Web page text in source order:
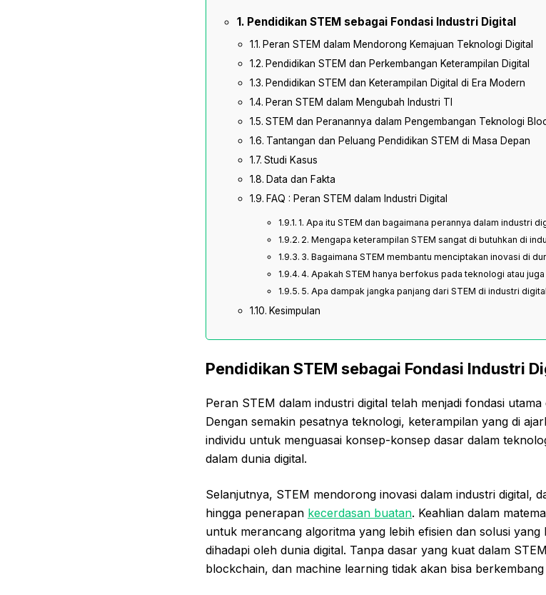
Pendidikan STEM sebagai Fondasi Industri Digital
Peran STEM dalam Mendorong Kemajuan Teknologi Digital
Pendidikan STEM dan Perkembangan Keterampilan Digital
Pendidikan STEM dan Keterampilan Digital di Era Modern
Peran STEM dalam Mengubah Industri TI
STEM dan Peranannya dalam Pengembangan Teknologi
Tantangan dan Peluang Pendidikan STEM di Masa Depan
Studi Kasus
Data dan Fakta
FAQ : Peran STEM dalam Industri Digital
1. Apa itu STEM dan bagaimana perannya dalam industri
2. Mengapa keterampilan STEM sangat di butuhkan di
3. Bagaimana STEM membantu menciptakan inovasi di
4. Apakah STEM hanya berfokus pada teknologi atau
5. Apa dampak jangka panjang dari STEM di industri
Kesimpulan
Pendidikan STEM sebagai Fondasi Industri
Peran STEM dalam industri digital telah menjadi fondasi
Dengan semakin pesatnya teknologi, keterampilan yang di
individu untuk menguasai konsep-konsep dasar dalam
dalam dunia digital.
Selanjutnya, STEM mendorong inovasi dalam industri digital,
hingga penerapan kecerdasan buatan. Keahlian dalam
untuk merancang algoritma yang lebih efisien dan solusi
dihadapi oleh dunia digital. Tanpa dasar yang kuat dalam
blockchain, dan machine learning tidak akan bisa